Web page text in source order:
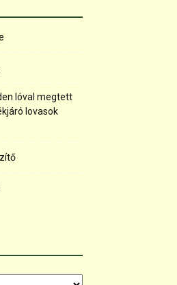
lóval megtett
lovasok